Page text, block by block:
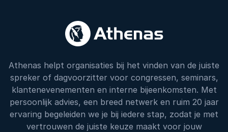
Athenas helpt organisaties bij het vinden van de juiste
spreker of dagvoorzitter voor congressen, seminars,
klantenevenementen en interne bijeenkomsten. Met
persoonlijk advies, een breed netwerk en ruim 20 jaar
ervaring begeleiden we je bij iedere stap, zodat je met
vertrouwen de juiste keuze maakt voor jouw